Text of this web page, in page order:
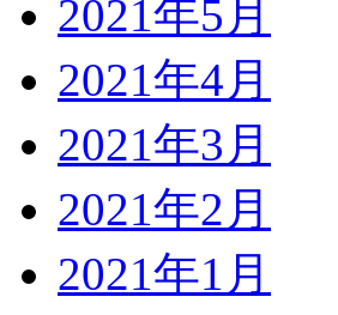
2021年5月
2021年4月
2021年3月
2021年2月
2021年1月